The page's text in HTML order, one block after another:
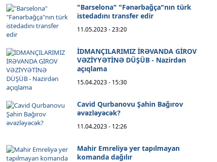
"Barselona" "Fənərbağça"nın türk
istedadını transfer edir
11.05.2023 - 23:20
İDMANÇILARIMIZ İRƏVANDA GİROV
VƏZİYYƏTİNƏ DÜŞÜB - Nazirdən
açıqlama
15.04.2023 - 15:30
Cavid Qurbanovu Şahin Bağırov
əvəzləyəcək?
11.04.2023 - 12:26
Mahir Emreliyə yer tapılmayan
komanda dağılır